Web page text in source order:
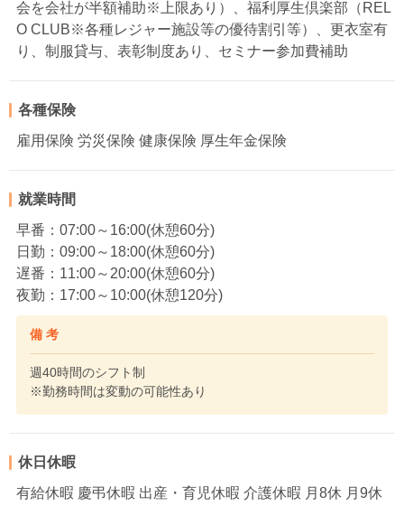
会を会社が半額補助※上限あり）、福利厚生倶楽部（REL
O CLUB※各種レジャー施設等の優待割引等）、更衣室有
り、制服貸与、表彰制度あり、セミナー参加費補助
各種保険
雇用保険 労災保険 健康保険 厚生年金保険
就業時間
早番：07:00～16:00(休憩60分)
日勤：09:00～18:00(休憩60分)
遅番：11:00～20:00(休憩60分)
夜勤：17:00～10:00(休憩120分)
備 考
週40時間のシフト制
※勤務時間は変動の可能性あり
休日休暇
有給休暇 慶弔休暇 出産・育児休暇 介護休暇 月8休 月9休